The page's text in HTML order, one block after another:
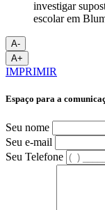
A-
A+
IMPRIMIR
Espaço para a
Seu nome
Seu e-mail
Seu Telefone